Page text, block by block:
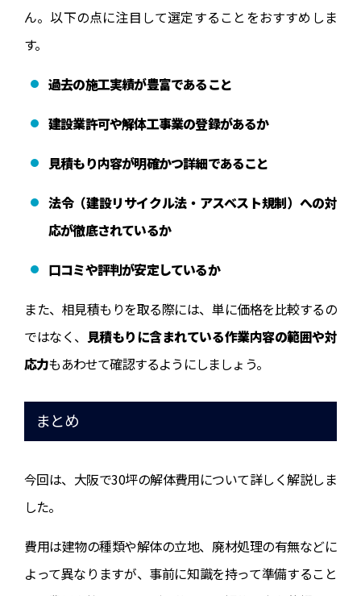
ん。以下の点に注目して選定することをおすすめしま
す。
過去の施工実績が豊富であること
建設業許可や解体工事業の登録があるか
見積もり内容が明確かつ詳細であること
法令（建設リサイクル法・アスベスト規制）への対
応が徹底されているか
口コミや評判が安定しているか
また、相見積もりを取る際には、単に価格を比較するの
ではなく、 見積もりに含まれている作業内容の範囲や対
応力もあわせて確認するようにしましょう。
まとめ
今回は、大阪で30坪の解体費用について詳しく解説しま
した。
費用は建物の種類や解体の立地、廃材処理の有無などに
よって異なりますが、事前に知識を持って準備すること